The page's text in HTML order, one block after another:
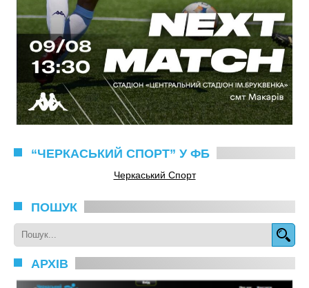
“ЧЕРКАСЬКИЙ СПОРТ” У ФБ
Черкаський Спорт
ПОШУК
АРХІВ